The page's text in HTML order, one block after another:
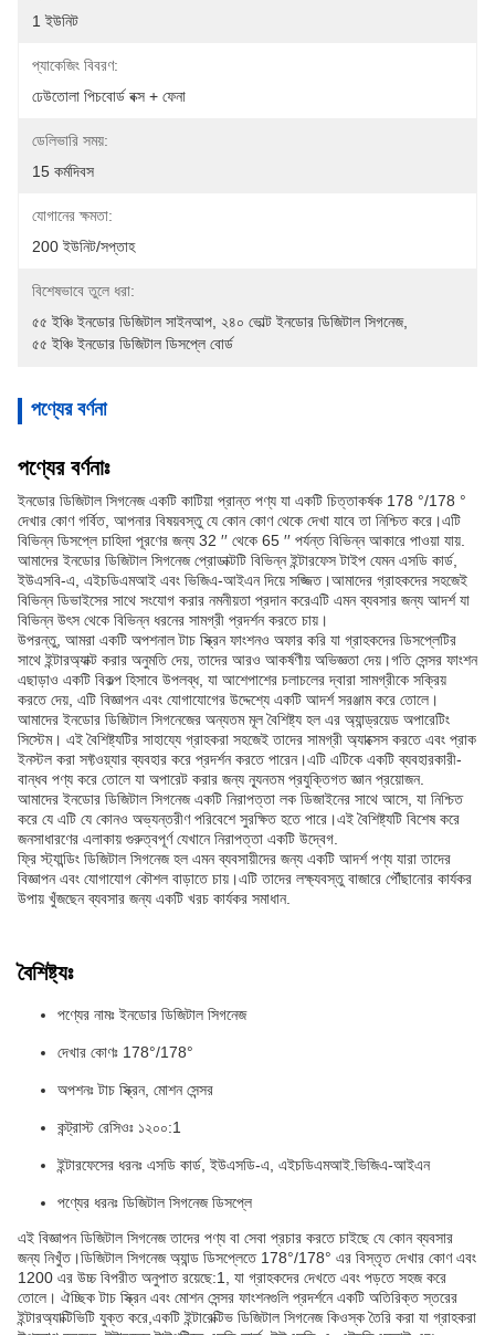
1 ইউনিট
প্যাকেজিং বিবরণ:
ঢেউতোলা পিচবোর্ড বক্স + ফেনা
ডেলিভারি সময়:
15 কর্মদিবস
যোগানের ক্ষমতা:
200 ইউনিট/সপ্তাহ
বিশেষভাবে তুলে ধরা:
৫৫ ইঞ্চি ইনডোর ডিজিটাল সাইনআপ ২৪০ ভোল্ট ইনডোর ডিজিটাল সিগনেজ,
৫৫ ইঞ্চি ইনডোর ডিজিটাল ডিসপ্লে বোর্ড
পণ্যের বর্ণনা
পণ্যের বর্ণনাঃ
ইনডোর ডিজিটাল সিগনেজ একটি কাটিয়া প্রান্ত পণ্য যা একটি চিত্তাকর্ষক 178 °/178 °
দেখার কোণ গর্বিত, আপনার বিষয়বস্তু যে কোন কোণ থেকে দেখা যাবে তা নিশ্চিত করে।এটি
বিভিন্ন ডিসপ্লে চাহিদা পূরণের জন্য 32 ′′ থেকে 65 ′′ পর্যন্ত বিভিন্ন আকারে পাওয়া যায়.
আমাদের ইনডোর ডিজিটাল সিগনেজ প্রোডাক্টটি বিভিন্ন ইন্টারফেস টাইপ যেমন এসডি কার্ড,
ইউএসবি-এ, এইচডিএমআই এবং ভিজিএ-আইএন দিয়ে সজ্জিত।আমাদের গ্রাহকদের সহজেই
বিভিন্ন ডিভাইসের সাথে সংযোগ করার নমনীয়তা প্রদান করেএটি এমন ব্যবসার জন্য আদর্শ যা
বিভিন্ন উৎস থেকে বিভিন্ন ধরনের সামগ্রী প্রদর্শন করতে চায়।
উপরন্তু, আমরা একটি অপশনাল টাচ স্ক্রিন ফাংশনও অফার করি যা গ্রাহকদের ডিসপ্লেটির
সাথে ইন্টারঅ্যাক্ট করার অনুমতি দেয়, তাদের আরও আকর্ষণীয় অভিজ্ঞতা দেয়।গতি সেন্সর ফাংশন
এছাড়াও একটি বিকল্প হিসাবে উপলব্ধ, যা আশেপাশের চলাচলের দ্বারা সামগ্রীকে সক্রিয়
করতে দেয়, এটি বিজ্ঞাপন এবং যোগাযোগের উদ্দেশ্যে একটি আদর্শ সরঞ্জাম করে তোলে।
আমাদের ইনডোর ডিজিটাল সিগনেজের অন্যতম মূল বৈশিষ্ট্য হল এর অ্যান্ড্রয়েড অপারেটিং
সিস্টেম। এই বৈশিষ্ট্যটির সাহায্যে গ্রাহকরা সহজেই তাদের সামগ্রী অ্যাক্সেস করতে এবং প্রাক
ইনস্টল করা সফ্টওয়্যার ব্যবহার করে প্রদর্শন করতে পারেন।এটি এটিকে একটি ব্যবহারকারী-
বান্ধব পণ্য করে তোলে যা অপারেট করার জন্য ন্যূনতম প্রযুক্তিগত জ্ঞান প্রয়োজন.
আমাদের ইনডোর ডিজিটাল সিগনেজ একটি নিরাপত্তা লক ডিজাইনের সাথে আসে, যা নিশ্চিত
করে যে এটি যে কোনও অভ্যন্তরীণ পরিবেশে সুরক্ষিত হতে পারে।এই বৈশিষ্ট্যটি বিশেষ করে
জনসাধারণের এলাকায় গুরুত্বপূর্ণ যেখানে নিরাপত্তা একটি উদ্বেগ.
ফ্রি স্ট্যান্ডিং ডিজিটাল সিগনেজ হল এমন ব্যবসায়ীদের জন্য একটি আদর্শ পণ্য যারা তাদের
বিজ্ঞাপন এবং যোগাযোগ কৌশল বাড়াতে চায়।এটি তাদের লক্ষ্যবস্তু বাজারে পৌঁছানোর কার্যকর
উপায় খুঁজছেন ব্যবসার জন্য একটি খরচ কার্যকর সমাধান.
বৈশিষ্ট্যঃ
পণ্যের নামঃ ইনডোর ডিজিটাল সিগনেজ
দেখার কোণঃ 178°/178°
অপশনঃ টাচ স্ক্রিন, মোশন সেন্সর
কন্ট্রাস্ট রেসিওঃ ১২০০:1
ইন্টারফেসের ধরনঃ এসডি কার্ড, ইউএসডি-এ, এইচডিএমআই.ভিজিএ-আইএন
পণ্যের ধরনঃ ডিজিটাল সিগনেজ ডিসপ্লে
এই বিজ্ঞাপন ডিজিটাল সিগনেজ তাদের পণ্য বা সেবা প্রচার করতে চাইছে যে কোন ব্যবসার
জন্য নিখুঁত।ডিজিটাল সিগনেজ অ্যান্ড ডিসপ্লেতে 178°/178° এর বিস্তৃত দেখার কোণ এবং
1200 এর উচ্চ বিপরীত অনুপাত রয়েছে:1, যা গ্রাহকদের দেখতে এবং পড়তে সহজ করে
তোলে। ঐচ্ছিক টাচ স্ক্রিন এবং মোশন সেন্সর ফাংশনগুলি প্রদর্শনে একটি অতিরিক্ত স্তরের
ইন্টারঅ্যাক্টিভিটি যুক্ত করে,একটি ইন্টারেক্টিভ ডিজিটাল সিগনেজ কিওস্ক তৈরি করা যা গ্রাহকরা